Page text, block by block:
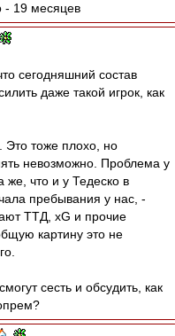
- 19 месяцев
сегодняшний состав
даже такой игрок, как
Это тоже плохо, но
невозможно. Проблема у
же, что и у Тедеско в
пребывания у нас, -
ТТД, xG и прочие
картину это не
сесть и обсудить, как